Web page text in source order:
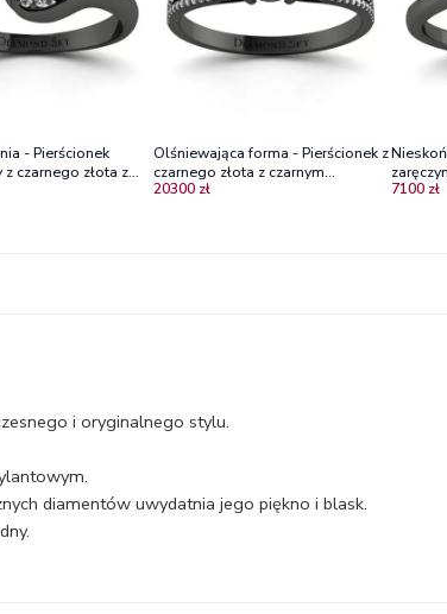
- Pierścionek
z czarnego złota z
i brylantami
Olśniewająca forma - Pierścionek z
czarnego złota z czarnym
diamentem i brylantami
20300 zł 7100 zł
i oryginalnego stylu.
diamentów uwydatnia jego piękno i blask.